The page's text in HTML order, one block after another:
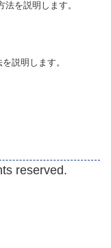
を説明します。
説明します。
reserved.